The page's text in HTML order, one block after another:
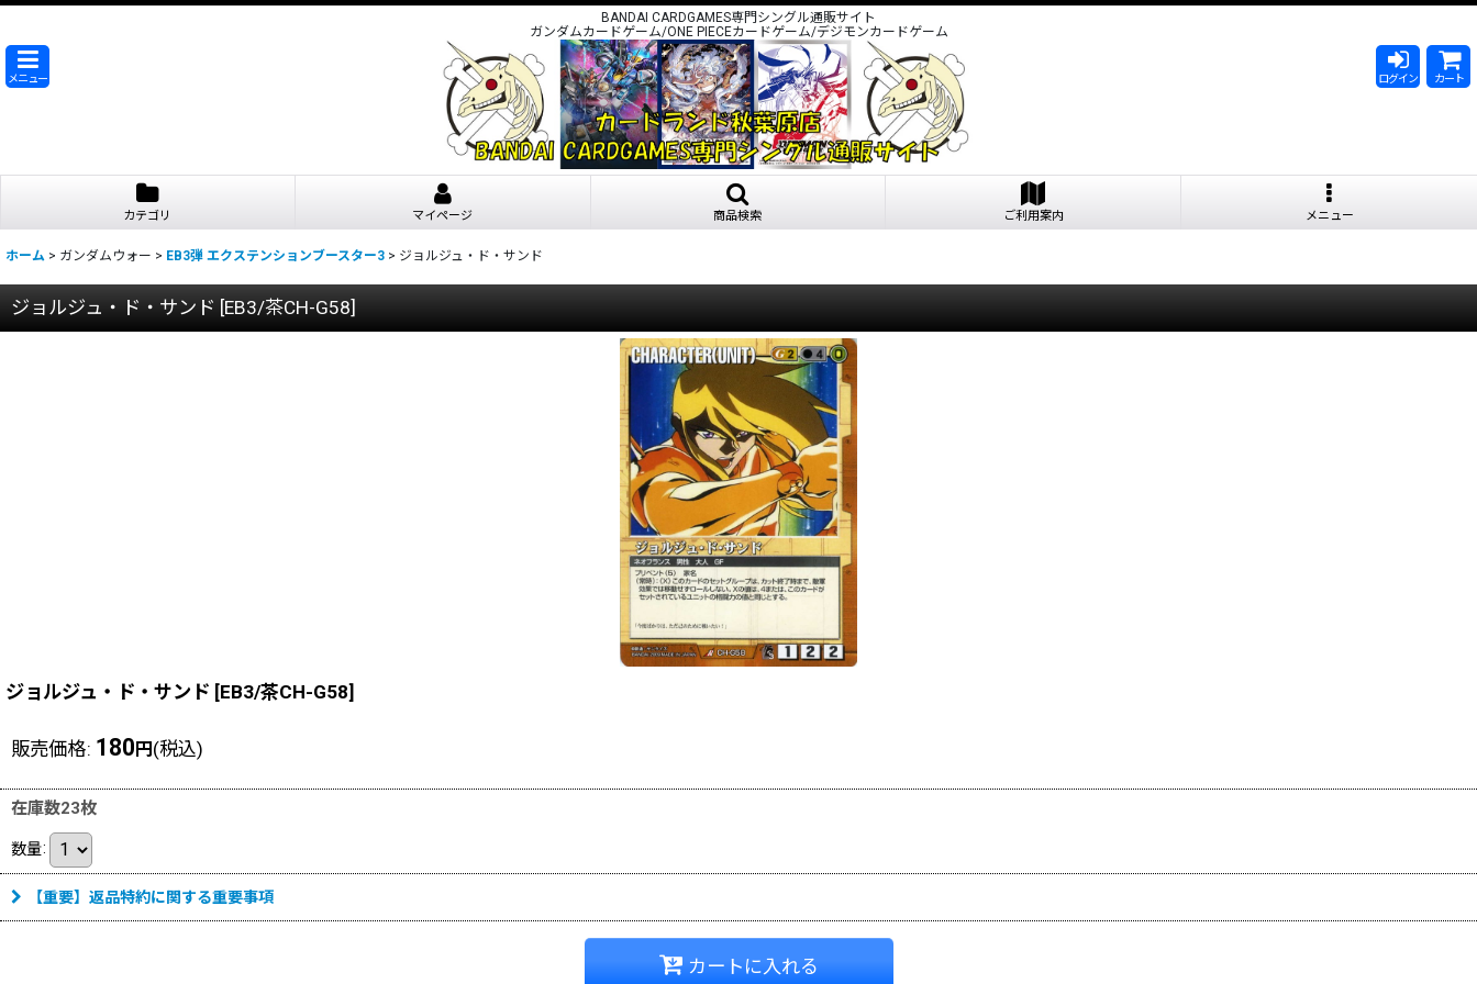
BANDAI CARDGAMES専門シングル通販サイト
ガンダムカードゲーム/ONE PIECEカードゲーム/デジモンカードゲーム
メニュー ログイン カート
カテゴリ マイページ 商品検索 ご利用案内 メニュー
ホーム > ガンダムウォー > EB3弾 エクステンションブースター3 > ジョルジュ・ド・サンド
ジョルジュ・ド・サンド [EB3/茶CH-G58]
ジョルジュ・ド・サンド [EB3/茶CH-G58]
販売価格: 180 円 (税込)
在庫数23枚
数量:
【重要】返品特約に関する重要事項
カートに入れる